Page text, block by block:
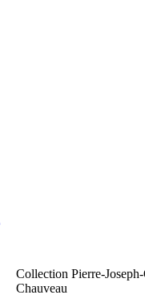
Collection Pierre-
Chauveau